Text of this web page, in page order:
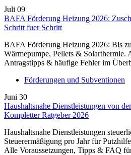
Juli 09
BAFA Förderung Heizung 2026:
Schritt fuer Schritt
BAFA Förderung Heizung 2026: Bis
Wärmepumpe, Pellets & Solarthermie.
Antragstipps & häufige Fehler im
Förderungen und Subventionen
Juni 30
Haushaltsnahe Dienstleistungen von
Kompletter Ratgeber 2026
Haushaltsnahe Dienstleistungen
Steuerermäßigung pro Jahr für
Alle Voraussetzungen, Tipps & FAQ